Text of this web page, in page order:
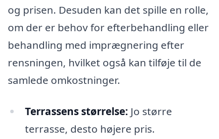
og prisen. Desuden kan det spille en rolle,
om der er behov for efterbehandling eller
behandling med imprægnering efter
rensningen, hvilket også kan tilføje til de
samlede omkostninger.
Terrassens størrelse: Jo større
terrasse, desto højere pris.